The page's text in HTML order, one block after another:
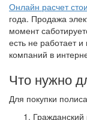
Онлайн расчет
года. Продажа
момент
есть не работает
компаний в
Что нужно
Для покупки
Гражданский